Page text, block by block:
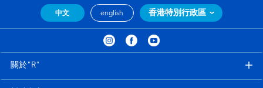
中文 english 香港特別行政區
關於"R"